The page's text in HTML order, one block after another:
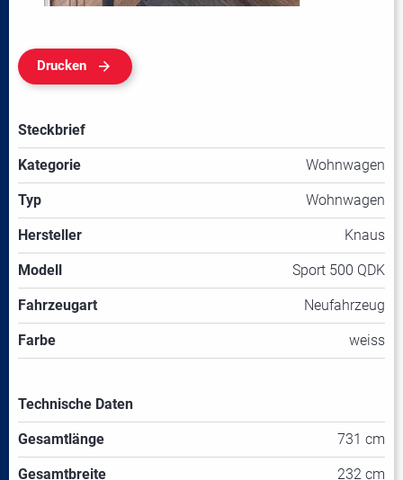
Drucken
Steckbrief
Kategorie Wohnwagen
Typ Wohnwagen
Hersteller Knaus
Modell Sport 500 QDK
Fahrzeugart Neufahrzeug
Farbe weiss
Technische Daten
Gesamtlänge 731 cm
Gesamtbreite 232 cm